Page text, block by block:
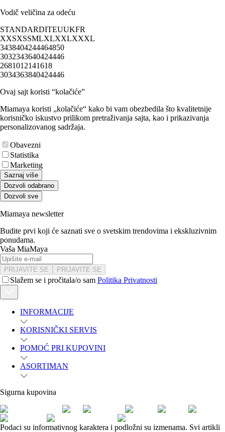
Vodič veličina za odeću
STANDARDITEUUKFR
XXSXSSMLXLXXLXXXL
3438404244464850
3032343640424446
2681012141618
3034363840424446
Ovaj sajt koristi “kolačiće”
Miamaya koristi „kolačiće“ kako bi vam obezbedila što kvalitetnije
korisničko iskustvo prilikom pretraživanja sajta, kao i prikazivanja
personalizovanog sadržaja.
Obavezni
Statistika
Marketing
Saznaj više
Dozvoli odabrano
Dozvoli sve
Miamaya newsletter
Budite prvi koji će saznati sve o svetskim trendovima i ekskluzivnim
ponudama.
Vaša MiaMaya
PRIJAVITE SE PRIJAVITE SE
Slažem se i pročitala/o sam Politika Privatnosti
INFORMACIJE
KORISNIČKI SERVIS
POMOĆ PRI KUPOVINI
ASORTIMAN
Sigurna kupovina
Podaci su informativnog karaktera i podložni su izmenama. Svi artikli